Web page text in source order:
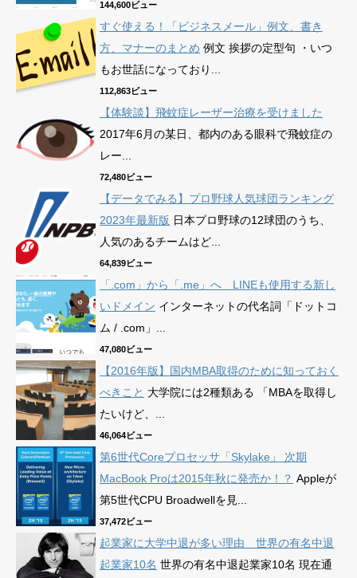
144,600ビュー
すぐ使える！「ビジネスメール」例文、書き
方、マナーのまとめ 例文 挨拶の定型句 ・いつ
もお世話になっており...
112,863ビュー
【体験談】飛蚊症レーザー治療を受けました
2017年6月の某日、都内のある眼科で飛蚊症の
レー...
72,480ビュー
【データでみる】プロ野球人気球団ランキング
2023年最新版 日本プロ野球の12球団のうち、
人気のあるチームはど...
64,839ビュー
「.com」から「.me」へ LINEも使用する新し
いドメイン インターネットの代名詞「ドットコ
ム / .com」...
47,080ビュー
【2016年版】国内MBA取得のために知っておく
べきこと 大学院には2種類ある 「MBAを取得し
たいけど、...
46,064ビュー
第6世代Coreプロセッサ「Skylake」 次期
MacBook Proは2015年秋に発売か！？ Appleが
第5世代CPU Broadwellを見...
37,472ビュー
起業家に大学中退が多い理由 世界の有名中退
起業家10名 世界の有名中退起業家10名 現在通